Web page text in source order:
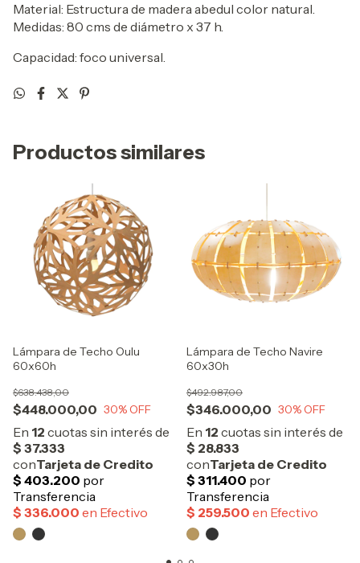
Material: Estructura de madera abedul color natural.
Medidas: 80 cms de diámetro x 37 h.
Capacidad: foco universal.
Productos similares
Lámpara de Techo Oulu
60x60h
$448.000,00
$638.438,00
30% OFF
Lámpara de Techo Navire
60x30h
$346.000,00
$492.987,00
30% OFF